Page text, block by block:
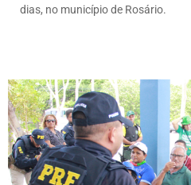
dias, no município de Rosário.